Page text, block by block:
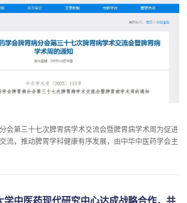
会第三十七次脾胃病学术交流会暨脾胃病学术周为促进
流，推动脾胃学科健康有序发展，由中华中医药学会主
病分会、河南中医药大学第一附属医院、中...
学中医药现代研究中心达成战略合作，共